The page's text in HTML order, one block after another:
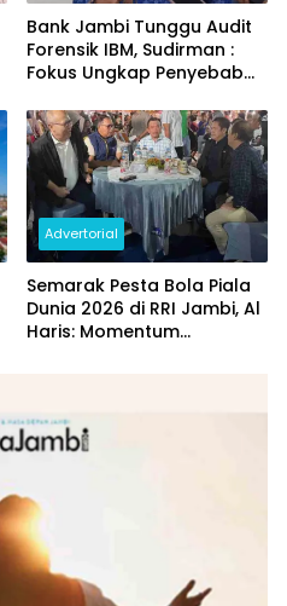
Bank Jambi Tunggu Audit
Forensik IBM, Sudirman :
Fokus Ungkap Penyebab
Rp144 Miliar
Advertorial
Semarak Pesta Bola Piala
Dunia 2026 di RRI Jambi, Al
Haris: Momentum